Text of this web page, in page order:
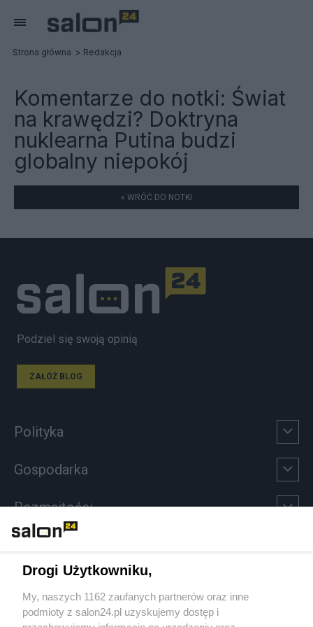
Strona główna Redakcja
Komentarze do notki: Świat
na krawędzi? Doktryna
nuklearna Putina budzi
globalny niepokój
« WRÓĆ DO NOTKI
Podziel się swoją opinią
ZAŁÓŻ BLOG
Polityka
Gospodarka
Rozmaitości
Sport
Społeczeństwo
Drogi Użytkowniku,
My, naszych 1162 zaufanych partnerów oraz inne
podmioty z salon24.pl uzyskujemy dostęp i